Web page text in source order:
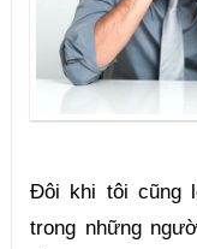
Đôi khi tôi cũng
trong những